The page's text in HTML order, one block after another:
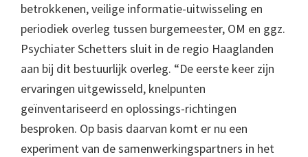
betrokkenen, veilige informatie-uitwisseling en
periodiek overleg tussen burgemeester, OM en ggz.
Psychiater Schetters sluit in de regio Haaglanden
aan bij dit bestuurlijk overleg. “De eerste keer zijn
ervaringen uitgewisseld, knelpunten
geïnventariseerd en oplossings-richtingen
besproken. Op basis daarvan komt er nu een
experiment van de samenwerkingspartners in het